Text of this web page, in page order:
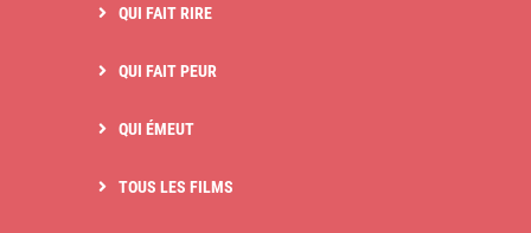
QUI FAIT RIRE
QUI FAIT PEUR
QUI ÉMEUT
TOUS LES FILMS